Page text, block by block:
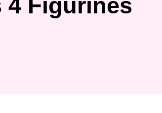
4 Figurines